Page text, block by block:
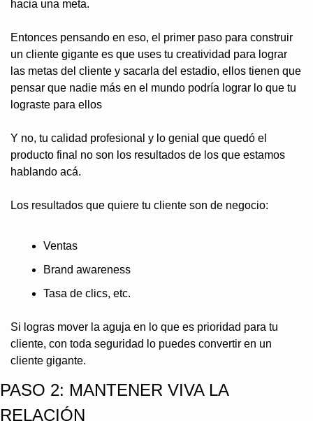
hacia una meta.
Entonces pensando en eso, el primer paso para construir
un cliente gigante es que uses tu creatividad para lograr
las metas del cliente y sacarla del estadio, ellos tienen que
pensar que nadie más en el mundo podría lograr lo que tu
lograste para ellos
Y no, tu calidad profesional y lo genial que quedó el
producto final no son los resultados de los que estamos
hablando acá.
Los resultados que quiere tu cliente son de negocio:
Ventas
Brand awareness
Tasa de clics, etc.
Si logras mover la aguja en lo que es prioridad para tu
cliente, con toda seguridad lo puedes convertir en un
cliente gigante.
PASO 2: MANTENER VIVA LA
RELACIÓN